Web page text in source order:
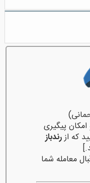
پیگیری
که ازرندباز
معامله شما